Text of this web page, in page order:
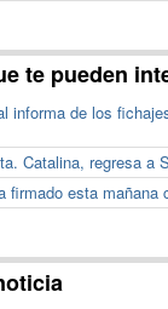
te pueden
informa de los
Catalina, regresa a
firmado esta mañana